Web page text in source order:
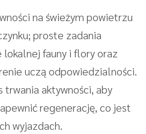
na świeżym powietrzu
proste zadania
fauny i flory oraz
uczą odpowiedzialności.
aktywności, aby
regenerację, co jest
wyjazdach.